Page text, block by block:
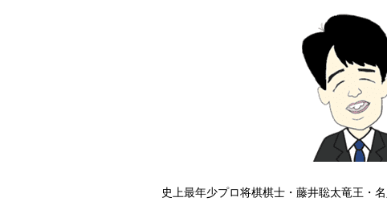
史上最年少プロ将棋棋士・藤井聡太竜王・